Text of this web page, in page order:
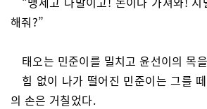
해줘?”
태오는 민준이를 밀치고 윤선이의 목
힘 없이 나가 떨어진 민준이는 그를
의 손은 거칠었다.